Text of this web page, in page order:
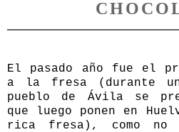
El pasado año fue el
a la fresa (durante
pueblo de Ávila se
que luego ponen en
rica fresa), como no